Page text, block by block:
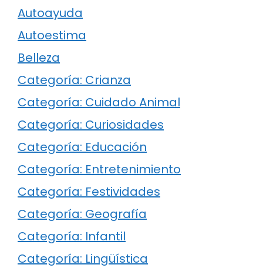
Autoayuda
Autoestima
Belleza
Categoría: Crianza
Categoría: Cuidado Animal
Categoría: Curiosidades
Categoría: Educación
Categoría: Entretenimiento
Categoría: Festividades
Categoría: Geografía
Categoría: Infantil
Categoría: Lingüística